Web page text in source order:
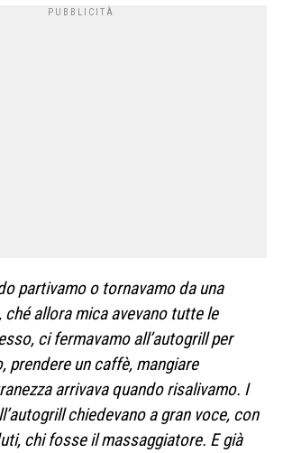
partivamo o tornavamo da una
allora mica avevano tutte le
ci fermavamo all’autogrill per
prendere un caffè, mangiare
arrivava quando risalivamo. I
chiedevano a gran voce, con
chi fosse il massaggiatore. E già